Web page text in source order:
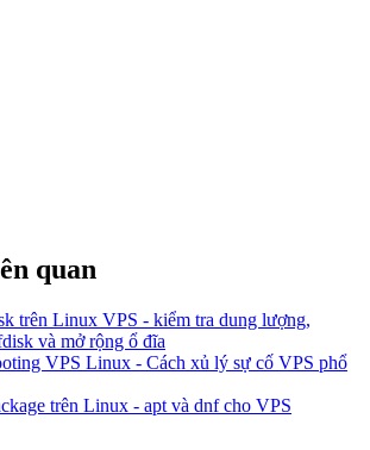
quan
trên Linux VPS - kiểm tra dung lượng,
và mở rộng ổ đĩa
VPS Linux - Cách xủ lý sự cố VPS phổ
trên Linux - apt và dnf cho VPS